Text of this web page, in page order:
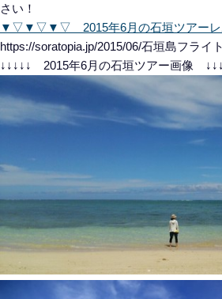
さい！
▼▽▼▽▼▽ 2015年6月の石垣ツア
https://soratopia.jp/2015/06/石垣島フライ
↓↓↓↓↓ 2015年6月の石垣ツアー画像